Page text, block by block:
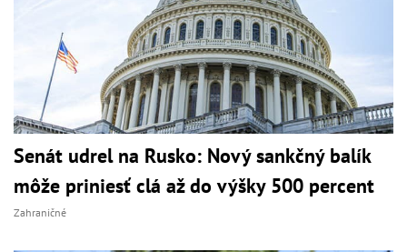
Senát udrel na Rusko: Nový sankčný balík
môže priniesť clá až do výšky 500 percent
Zahraničné